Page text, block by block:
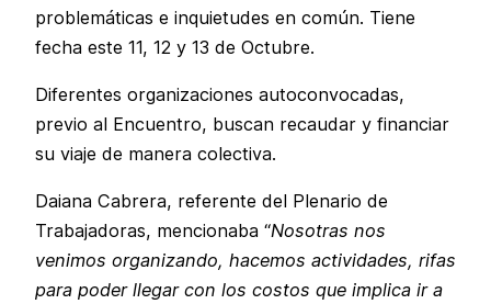
problemáticas e inquietudes en común. Tiene
fecha este 11, 12 y 13 de Octubre.
Diferentes organizaciones autoconvocadas,
previo al Encuentro, buscan recaudar y financiar
su viaje de manera colectiva.
Daiana Cabrera, referente del Plenario de
Trabajadoras, mencionaba “Nosotras nos
venimos organizando, hacemos actividades, rifas
para poder llegar con los costos que implica ir a